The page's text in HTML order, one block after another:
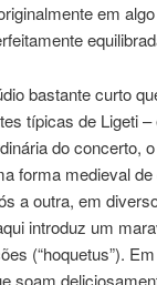
em
bastante curto
típicas de Ligeti
do concerto,
forma medieval
a outra, em
introduz um
(“hoquetus”).
soam